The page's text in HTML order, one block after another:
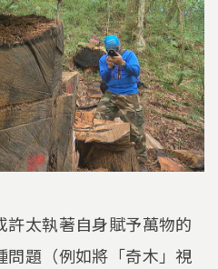
太執著自身賦予萬物的
題（例如將「奇木」視